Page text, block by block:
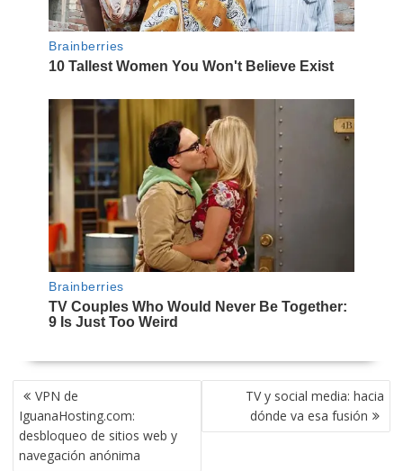
NAVEGACIÓN
DE
ENTRADAS
VPN de
IguanaHosting.com:
desbloqueo de sitios web y
navegación anónima
TV y social media: hacia
dónde va esa fusión